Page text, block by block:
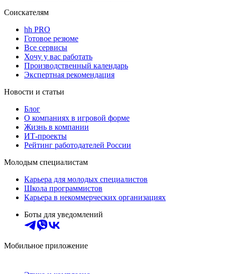
Соискателям
hh PRO
Готовое резюме
Все сервисы
Хочу у вас работать
Производственный календарь
Экспертная рекомендация
Новости и статьи
Блог
О компаниях в игровой форме
Жизнь в компании
ИТ-проекты
Рейтинг работодателей России
Молодым специалистам
Карьера для молодых специалистов
Школа программистов
Карьера в некоммерческих организациях
Боты для уведомлений
Мобильное приложение